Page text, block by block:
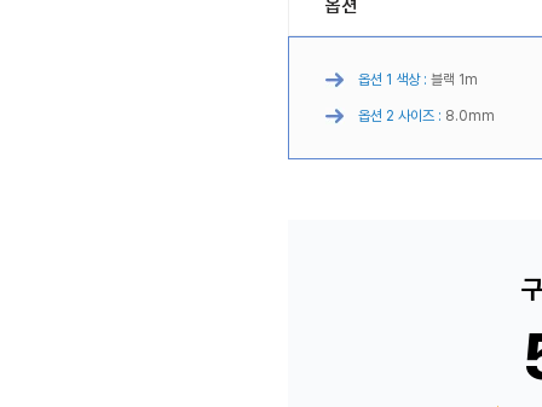
옵션
옵션 1 색상 : 블랙 1m
옵션 2 사이즈 : 8.0mm